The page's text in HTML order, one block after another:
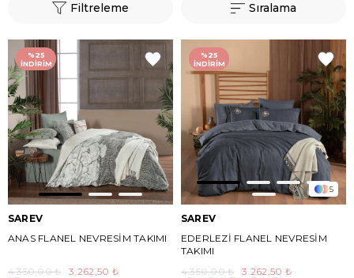
Filtreleme Sıralama
SAREV
ANAS FLANEL NEVRESİM TAKIMI
3.262,50 ₺
4.350,00 ₺
%25
İNDIRIM
5
SAREV
EDERLEZİ FLANEL NEVRESİM
TAKIMI
3.262,50 ₺
4.350,00 ₺
%25
İNDIRIM